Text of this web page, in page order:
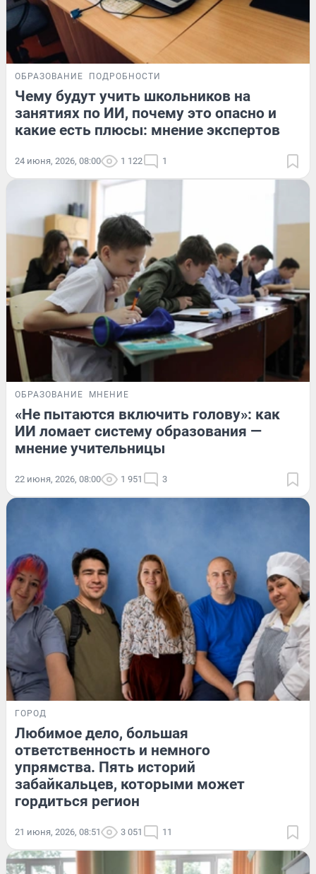
ОБРАЗОВАНИЕ ПОДРОБНОСТИ
Чему будут учить школьников на
занятиях по ИИ, почему это опасно и
какие есть плюсы: мнение экспертов
24 июня, 2026, 08:00 1 122 1
ОБРАЗОВАНИЕ МНЕНИЕ
«Не пытаются включить голову»: как
ИИ ломает систему образования —
мнение учительницы
22 июня, 2026, 08:00 1 951 3
ГОРОД
Любимое дело, большая
ответственность и немного
упрямства. Пять историй
забайкальцев, которыми может
гордиться регион
21 июня, 2026, 08:51 3 051 11